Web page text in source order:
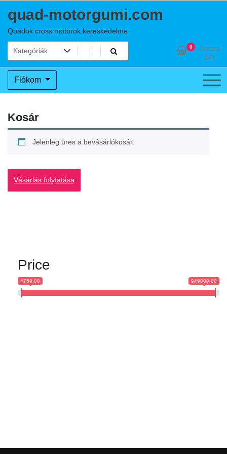
quad-motorgumi.com
Quadok cross motorok kereskedelme
0
Összeg
0 Ft
Fiókom
Kosár
Jelenleg üres a bevásárlókosár.
Vásárlás folytatása
Price
4759.00 949000.00